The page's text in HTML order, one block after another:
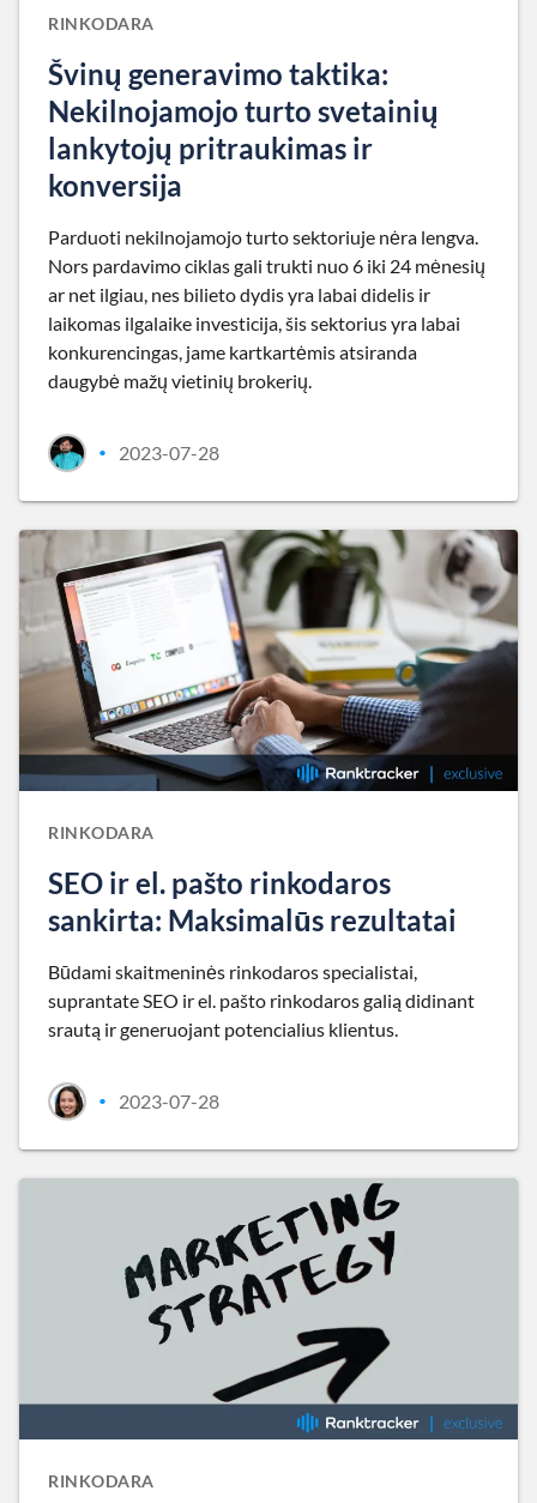
RINKODARA
Švinų generavimo taktika:
Nekilnojamojo turto svetainių
lankytojų pritraukimas ir
konversija
Parduoti nekilnojamojo turto sektoriuje nėra lengva.
Nors pardavimo ciklas gali trukti nuo 6 iki 24 mėnesių
ar net ilgiau, nes bilieto dydis yra labai didelis ir
laikomas ilgalaike investicija, šis sektorius yra labai
konkurencingas, jame kartkartėmis atsiranda
daugybė mažų vietinių brokerių.
• 2023-07-28
RINKODARA
SEO ir el. pašto rinkodaros
sankirta: Maksimalūs rezultatai
Būdami skaitmeninės rinkodaros specialistai,
suprantate SEO ir el. pašto rinkodaros galią didinant
srautą ir generuojant potencialius klientus.
• 2023-07-28
RINKODARA